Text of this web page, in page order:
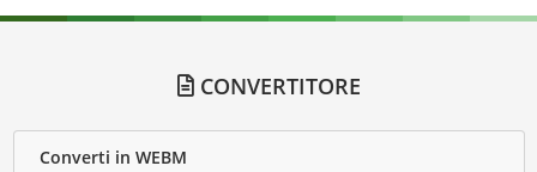
CONVERTITORE
Converti in WEBM